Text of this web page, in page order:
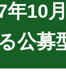
7年10
公募